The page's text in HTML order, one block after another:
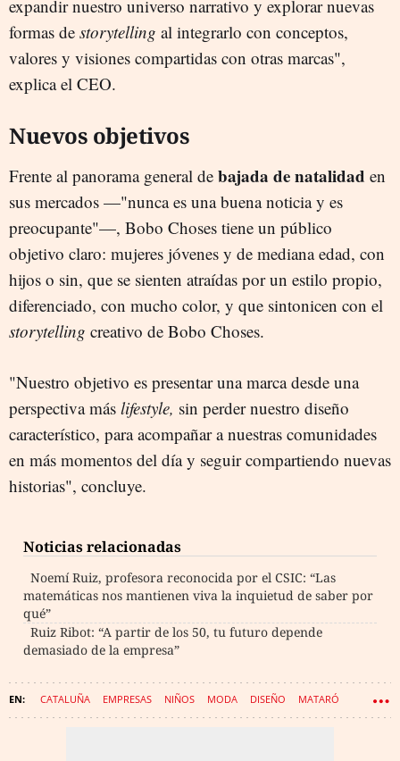
expandir nuestro universo narrativo y explorar nuevas
formas de storytelling al integrarlo con conceptos,
valores y visiones compartidas con otras marcas",
explica el CEO.
Nuevos objetivos
Frente al panorama general de bajada de natalidad en
sus mercados —"nunca es una buena noticia y es
preocupante"—, Bobo Choses tiene un público
objetivo claro: mujeres jóvenes y de mediana edad, con
hijos o sin, que se sienten atraídas por un estilo propio,
diferenciado, con mucho color, y que sintonicen con el
storytelling creativo de Bobo Choses.
"Nuestro objetivo es presentar una marca desde una
perspectiva más lifestyle, sin perder nuestro diseño
característico, para acompañar a nuestras comunidades
en más momentos del día y seguir compartiendo nuevas
historias", concluye.
Noticias relacionadas
Noemí Ruiz, profesora reconocida por el CSIC: “Las
matemáticas nos mantienen viva la inquietud de saber por
qué”
Ruiz Ribot: “A partir de los 50, tu futuro depende
demasiado de la empresa”
CATALUÑA EMPRESAS NIÑOS MODA DISEÑO MATARÓ